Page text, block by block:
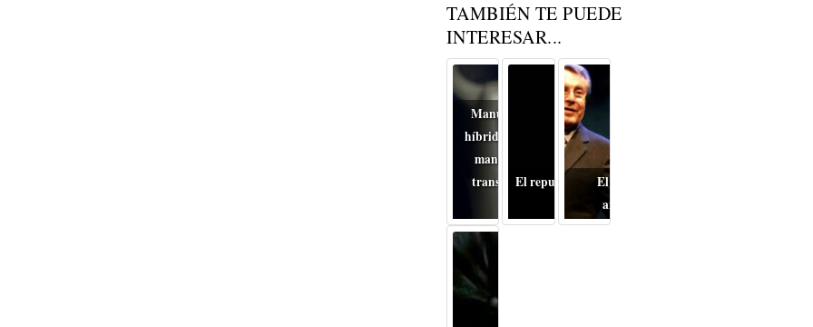
TAMBIÉN TE PUEDE
INTERESAR...
Manual, automático o
híbrido: cómo cambia el
mantenimiento de la
transmisión en coches
El repudiable drama de la
Guerra
El Miloš Forman
anticomunista